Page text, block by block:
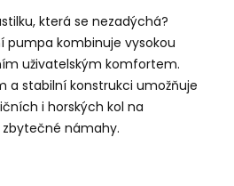
která se nezadýchá?
pumpa kombinuje vysokou
uživatelským komfortem.
a stabilní konstrukci umožňuje
i horských kol na
námahy.